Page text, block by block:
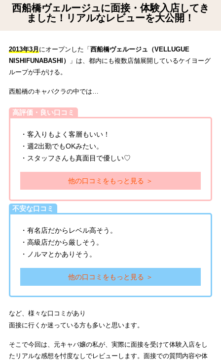
西船橋ヴェルージュに面接・体験入店してき
ました！リアルなレビューを大公開！
2013年3月にオープンした「 西船橋ヴェルージュ（VELLUGUE
NISHIFUNABASHI）
」は、都内にも複数店舗展開しているケイヨーグ
ループが手がける。
西船橋のキャバクラの中では…
高評価・良い口コミ
・客入りもよく客層もいい！
・週2出勤でもOKみたい。
・スタッフさんも真面目で優しい♡
他の口コミをもっと見る ＞
不安な口コミ
・有名店だからレベル高そう。
・高級店だから厳しそう。
・ノルマとかありそう。
他の口コミをもっと見る ＞
など、様々な口コミがあり
面接に行くか迷っている方も多いと思います。
そこで今回は、元キャバ嬢の私が、実際に面接を受けて体験入店をし
たリアルな感想を忖度なしでレビューします。面接での質問内容や体